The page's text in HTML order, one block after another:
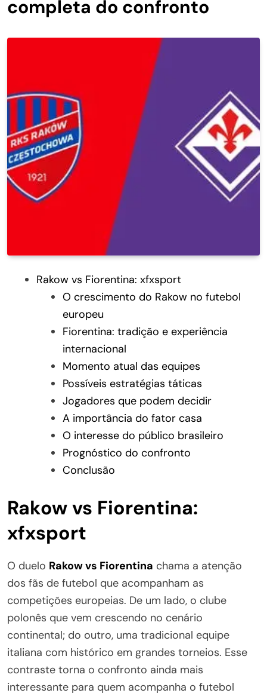
completa do confronto
Rakow vs Fiorentina: xfxsport
O crescimento do Rakow no futebol
europeu
Fiorentina: tradição e experiência
internacional
Momento atual das equipes
Possíveis estratégias táticas
Jogadores que podem decidir
A importância do fator casa
O interesse do público brasileiro
Prognóstico do confronto
Conclusão
Rakow vs Fiorentina:
xfxsport
O duelo Rakow vs Fiorentina chama a atenção
dos fãs de futebol que acompanham as
competições europeias. De um lado, o clube
polonês que vem crescendo no cenário
continental; do outro, uma tradicional equipe
italiana com histórico em grandes torneios. Esse
contraste torna o confronto ainda mais
interessante para quem acompanha o futebol